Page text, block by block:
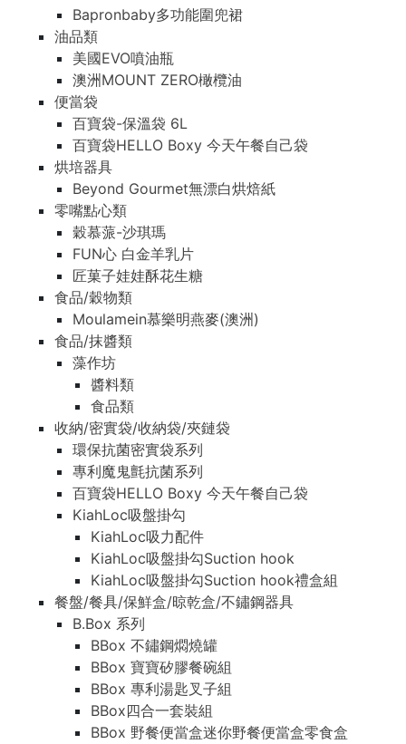
Bapronbaby多功能圍兜裙
油品類
美國EVO噴油瓶
澳洲MOUNT ZERO橄欖油
便當袋
百寶袋-保溫袋 6L
百寶袋HELLO Boxy 今天午餐自己袋
烘培器具
Beyond Gourmet無漂白烘焙紙
零嘴點心類
穀慕蒎-沙琪瑪
FUN心 白金羊乳片
匠菓子娃娃酥花生糖
食品/穀物類
Moulamein慕樂明燕麥(澳洲)
食品/抹醬類
藻作坊
醬料類
食品類
收納/密實袋/收納袋/夾鏈袋
環保抗菌密實袋系列
專利魔鬼氈抗菌系列
百寶袋HELLO Boxy 今天午餐自己袋
KiahLoc吸盤掛勾
KiahLoc吸力配件
KiahLoc吸盤掛勾Suction hook
KiahLoc吸盤掛勾Suction hook禮盒組
餐盤/餐具/保鮮盒/晾乾盒/不鏽鋼器具
B.Box 系列
BBox 不鏽鋼燜燒罐
BBox 寶寶矽膠餐碗組
BBox 專利湯匙叉子組
BBox四合一套裝組
BBox 野餐便當盒迷你野餐便當盒零食盒